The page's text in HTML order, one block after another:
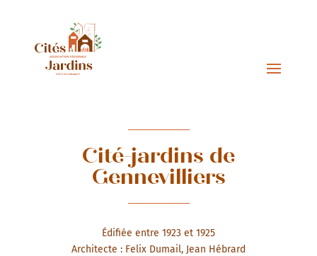
Cité-jardins de
Gennevilliers
Édifiée entre 1923 et 1925
Architecte : Felix Dumail, Jean Hébrard